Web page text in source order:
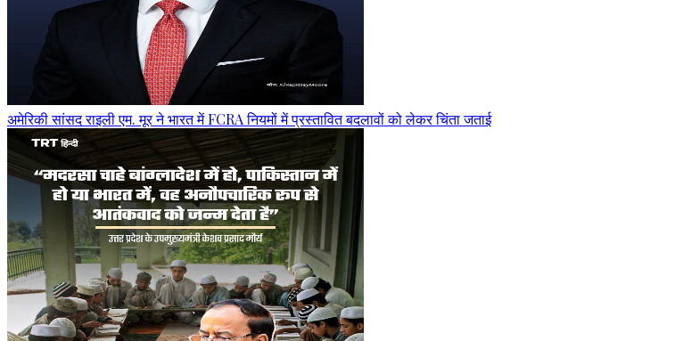
अमेरिकी सांसद राइली एम. मूर ने भारत में FCRA नियमों में प्रस्तावित बदलावों को लेकर चिंता जताई